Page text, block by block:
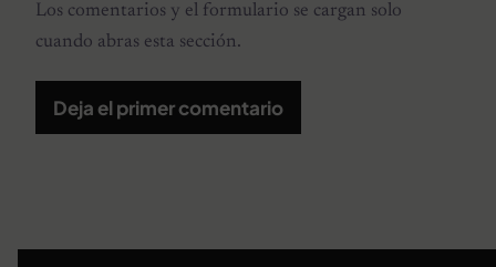
Los comentarios y el formulario se cargan solo
cuando abras esta sección.
Deja el primer comentario